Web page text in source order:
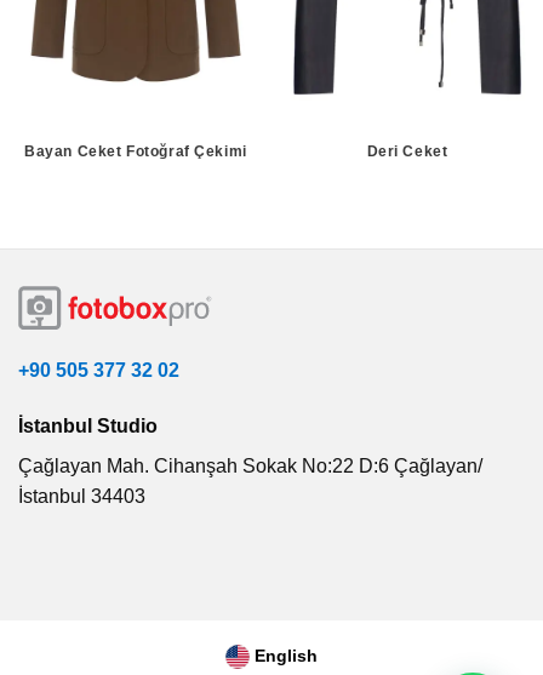
Bayan Ceket Fotoğraf Çekimi Deri Ceket
+90 505 377 32 02
İstanbul Studio
Çağlayan Mah. Cihanşah Sokak No:22 D:6 Çağlayan/
İstanbul 34403
English